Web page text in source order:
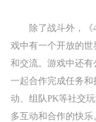
除了战斗外，
戏中有一个开放的
和交流。游戏中还
一起合作完成任务和
动、组队PK等社交
多互动和合作的快乐